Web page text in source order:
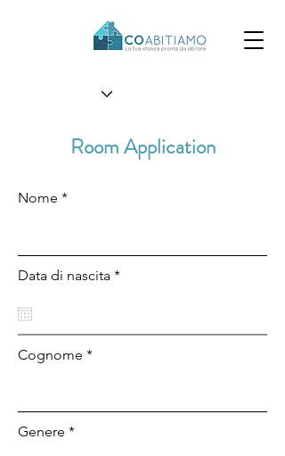
Room Application
Nome *
Data di nascita *
Cognome *
Genere *